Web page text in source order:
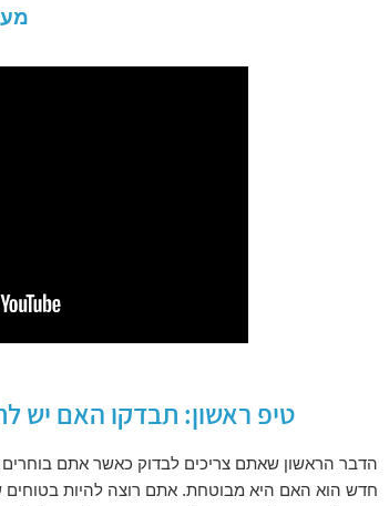
טיפ ראשון: תבדקו האם יש
הדבר הראשון שאתם צריכים לבדוק כאשר אתם
חדש הוא האם היא מבוטחת. אתם רוצה להיות בטוחים